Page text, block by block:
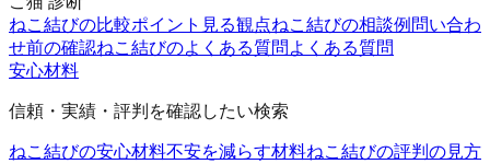
ねこ結びの比較ポイント 見る観点ねこ結びの相談例 問い合わ
せ前の確認ねこ結びのよくある質問 よくある質問
安心材料
信頼・実績・評判を確認したい検索
ねこ結びの安心材料不安を減らす材料ねこ結びの評判の見方